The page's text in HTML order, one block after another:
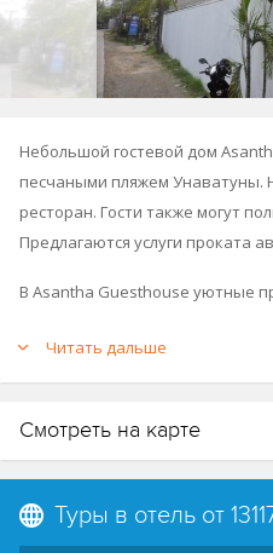
Небольшой гостевой дом
песчаными пляжем Унаватуны.
ресторан. Гости также могут
Предлагаются услуги проката
В Asantha Guesthouse уютные
Читать дальше
Смотреть на карте
Туры в отель от